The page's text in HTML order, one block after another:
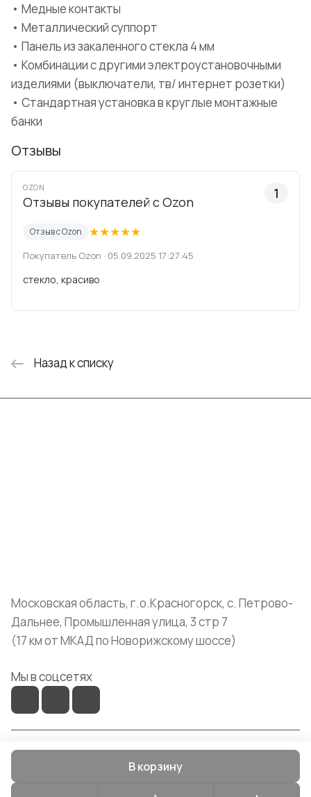
В корзину
• Медные контакты
• Металлический суппорт
• Панель из закаленного стекла 4 мм
• Комбинации с другими электроустановочными
изделиями (выключатели, тв/ интернет розетки)
• Стандартная установка в круглые монтажные
банки
Отзывы
OZON
Отзывы покупателей с Ozon
1
Отзыв с Ozon ★★★★★
Покупатель Ozon · 05.09.2025 17:27:45
стекло, красиво
Назад к списку
Московская область, г.о.Красногорск, с. Петрово-
Дальнее, Промышленная улица, 3 стр 7
(17 км от МКАД по Новорижскому шоссе)
Мы в соцсетях
Конфиденциальность Оферта